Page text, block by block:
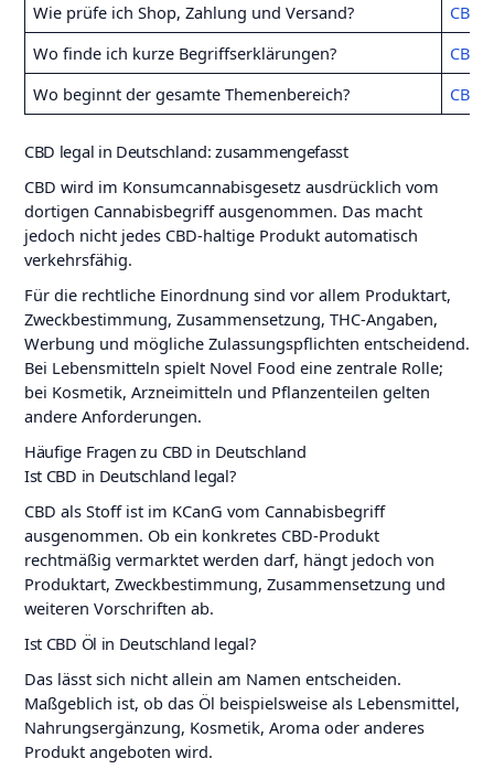
Wie prüfe ich Shop, Zahlung und Versand?
CBD
Wo finde ich kurze Begriffserklärungen?
CBD
Wo beginnt der gesamte Themenbereich?
CBD
CBD legal in Deutschland: zusammengefasst
CBD wird im Konsumcannabisgesetz ausdrücklich vom
dortigen Cannabisbegriff ausgenommen. Das macht
jedoch nicht jedes CBD-haltige Produkt automatisch
verkehrsfähig.
Für die rechtliche Einordnung sind vor allem Produktart,
Zweckbestimmung, Zusammensetzung, THC-Angaben,
Werbung und mögliche Zulassungspflichten entscheidend.
Bei Lebensmitteln spielt Novel Food eine zentrale Rolle;
bei Kosmetik, Arzneimitteln und Pflanzenteilen gelten
andere Anforderungen.
Häufige Fragen zu CBD in Deutschland
Ist CBD in Deutschland legal?
CBD als Stoff ist im KCanG vom Cannabisbegriff
ausgenommen. Ob ein konkretes CBD-Produkt
rechtmäßig vermarktet werden darf, hängt jedoch von
Produktart, Zweckbestimmung, Zusammensetzung und
weiteren Vorschriften ab.
Ist CBD Öl in Deutschland legal?
Das lässt sich nicht allein am Namen entscheiden.
Maßgeblich ist, ob das Öl beispielsweise als Lebensmittel,
Nahrungsergänzung, Kosmetik, Aroma oder anderes
Produkt angeboten wird.